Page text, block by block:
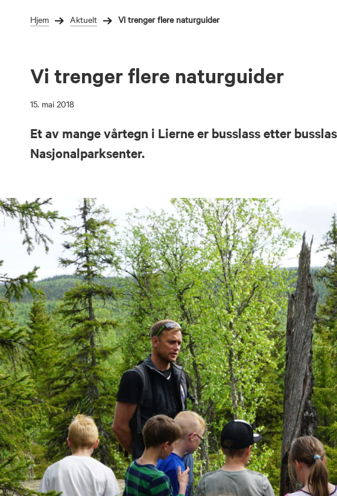
Hjem Aktuelt Vi trenger flere naturguider
Vi trenger flere naturguider
15. mai 2018
Et av mange vårtegn i Lierne er busslass etter
Nasjonalparksenter.